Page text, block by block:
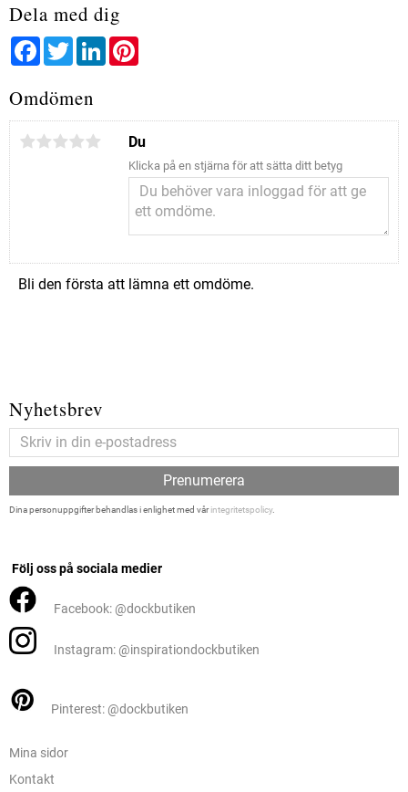
Dela med dig
FacebookTwitterLinkedIn
Omdömen
Du
Klicka på en stjärna för att sätta ditt betyg
Bli den första att lämna ett omdöme.
Nyhetsbrev
Prenumerera
Dina personuppgifter behandlas i enlighet med vårintegritetspolicy.
Följ oss på sociala medier
Facebook: @dockbutiken
Instagram: @inspirationdockbutiken
Pinterest: @dockbutiken
Mina sidor
Kontakt